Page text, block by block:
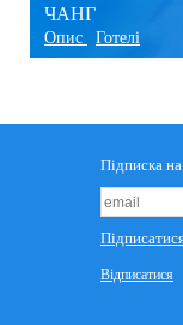
ЧАНГ
Опис Готелі